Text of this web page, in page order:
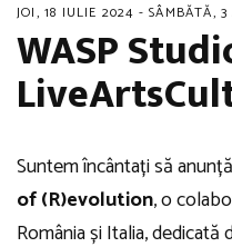
JOI, 18 IULIE 2024 - SÂMBĂTĂ,
WASP
Suntem încântați să
of (R)evolution, o
România și Italia,